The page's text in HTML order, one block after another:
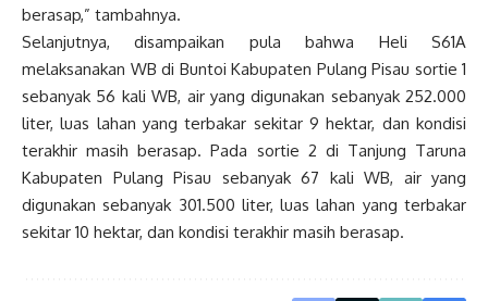
berasap,” tambahnya.
Selanjutnya, disampaikan pula bahwa Heli S61A
melaksanakan WB di Buntoi Kabupaten Pulang Pisau sortie 1
sebanyak 56 kali WB, air yang digunakan sebanyak 252.000
liter, luas lahan yang terbakar sekitar 9 hektar, dan kondisi
terakhir masih berasap. Pada sortie 2 di Tanjung Taruna
Kabupaten Pulang Pisau sebanyak 67 kali WB, air yang
digunakan sebanyak 301.500 liter, luas lahan yang terbakar
sekitar 10 hektar, dan kondisi terakhir masih berasap.